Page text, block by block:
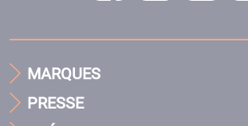
MARQUES
PRESSE